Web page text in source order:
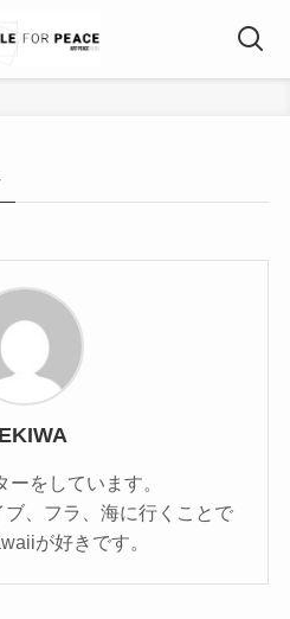
をしています。
、フラ、海に行くことで
が好きです。